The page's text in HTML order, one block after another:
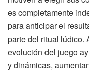
es completamente
para anticipar el
parte del ritual lúdico.
evolución del juego
y dinámicas,